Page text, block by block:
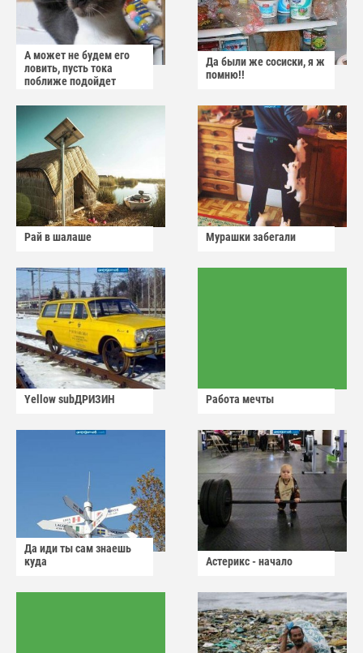
А может не будем его
ловить, пусть тока
поближе подойдет
Да были же сосиски, я ж
помню!!
Рай в шалаше Мурашки забегали
Yellow subДРИЗИН Работа мечты
Да иди ты сам знаешь
куда
Астерикс - начало